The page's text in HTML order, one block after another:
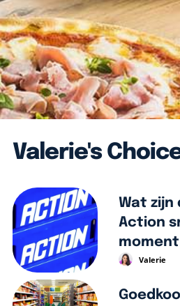
Valerie's
Wat zijn
Action
moment
Valerie